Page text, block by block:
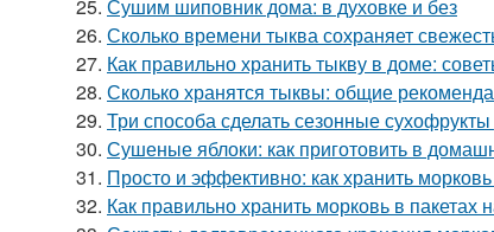
25. Сушим шиповник дома: в духовке и без
26. Сколько времени тыква сохраняет
27. Как правильно хранить тыкву в доме:
28. Сколько хранятся тыквы: общие
29. Три способа сделать сезонные
30. Сушеные яблоки: как приготовить в
31. Просто и эффективно: как хранить
32. Как правильно хранить морковь в пакетах